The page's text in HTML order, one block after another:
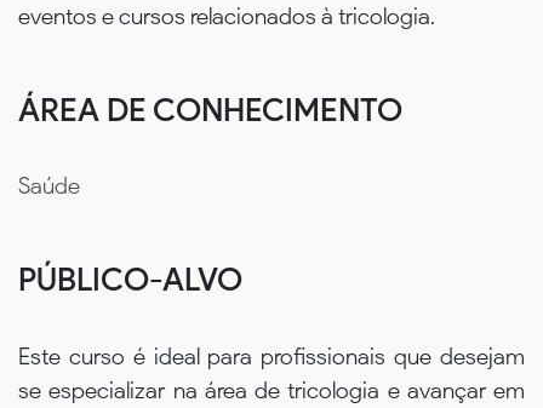
eventos e cursos relacionados à tricologia.
ÁREA DE CONHECIMENTO
Saúde
PÚBLICO-ALVO
Este curso é ideal para profissionais que desejam
se especializar na área de tricologia e avançar em